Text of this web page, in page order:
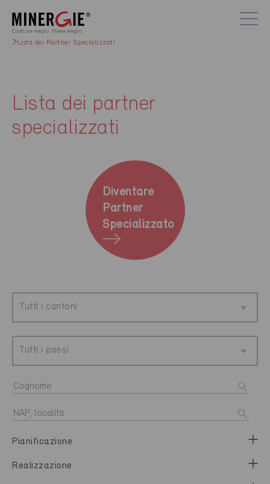
Lista dei Partner Specializzati
Lista dei partner
specializzati
Diventare
Partner
Specializzato
Tutti i cantoni
Tutti i paesi
Pianificazione
Realizzazione